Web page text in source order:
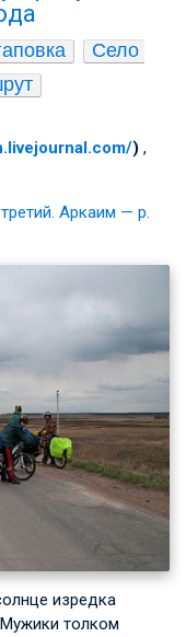
Село
) ,
Аркаим — р.
изредка
толком